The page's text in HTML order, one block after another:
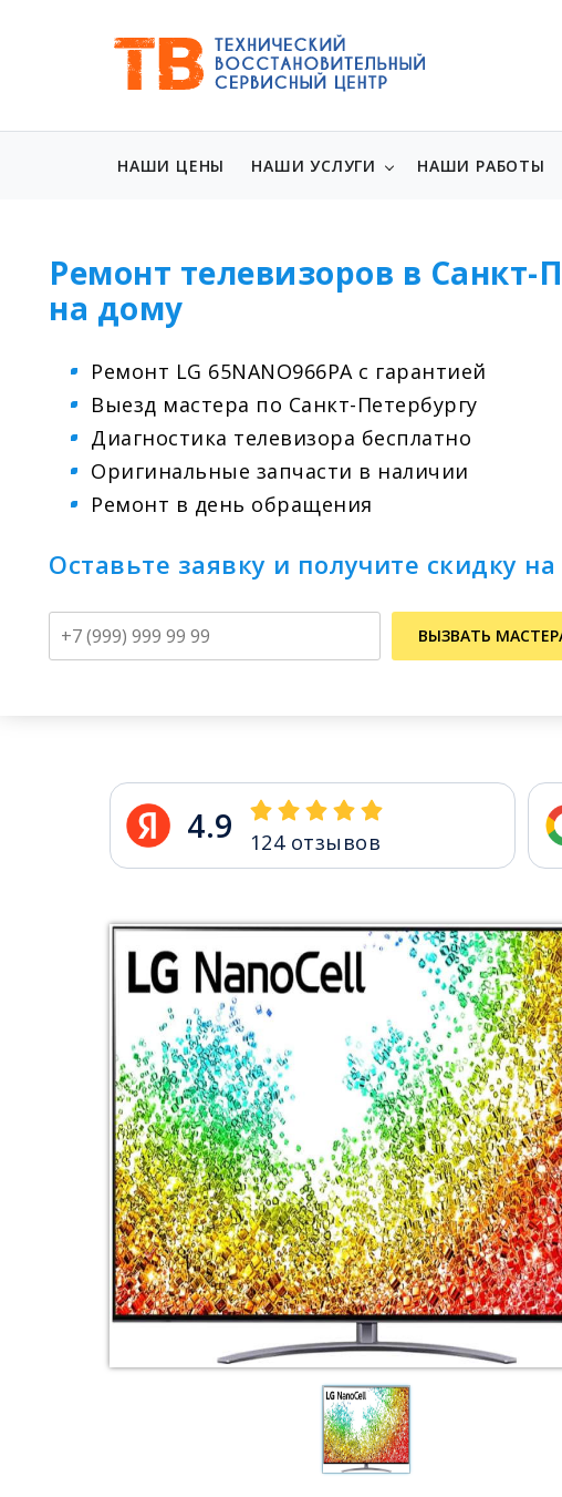
НАШИ ЦЕНЫ НАШИ УСЛУГИ НАШИ РАБОТЫ
Ремонт телевизоров в Санкт-
на дому
Ремонт LG 65NANO966PA с гарантией
Выезд мастера по Санкт-Петербургу
Диагностика телевизора бесплатно
Оригинальные запчасти в наличии
Ремонт в день обращения
Оставьте заявку и получите скидку
ВЫЗВАТЬ
4.9 124отзывов